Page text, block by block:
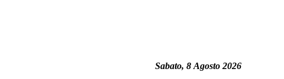
Sabato, 8 Agosto 2026